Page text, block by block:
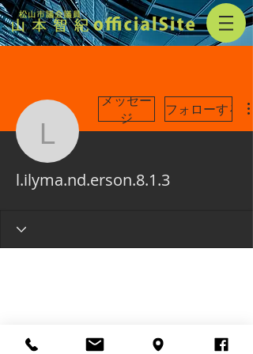
メッセー
ジ
フォローする
l.ilyma.nd.erson.8.1.3